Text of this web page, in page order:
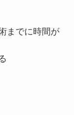
までに時間が